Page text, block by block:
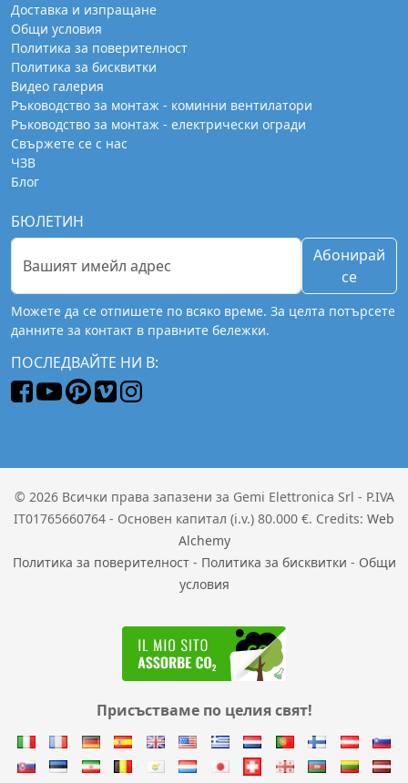
Доставка и изпращане
Общи условия
Политика за поверителност
Политика за бисквитки
Видео галерия
Ръководство за монтаж - коминни вентилатори
Ръководство за монтаж - електрически огради
Свържете се с нас
ЧЗВ
Блог
БЮЛЕТИН
Абонирай
се
Можете да се отпишете по всяко време. За целта потърсете
данните за контакт в правните бележки.
ПОСЛЕДВАЙТЕ НИ В:
© 2026 Всички права запазени за Gemi Elettronica Srl - P.IVA
IT01765660764 - Основен капитал (i.v.) 80.000 €. Credits: Web
Alchemy
Политика за поверителност- Политика за бисквитки - Общи
условия
Присъстваме по целия свят!